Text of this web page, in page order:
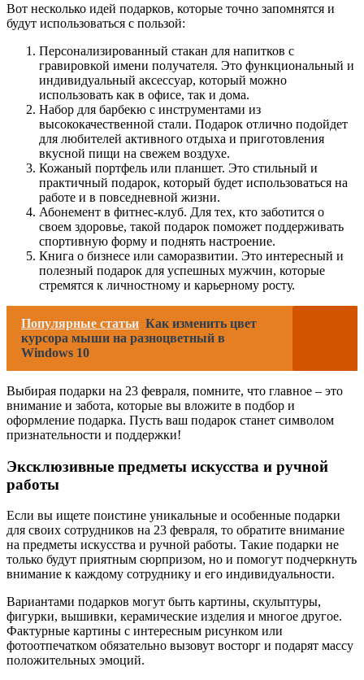
Вот несколько идей подарков, которые точно запомнятся и
будут использоваться с пользой:
Персонализированный стакан для напитков с
гравировкой имени получателя. Это функциональный и
индивидуальный аксессуар, который можно
использовать как в офисе, так и дома.
Набор для барбекю с инструментами из
высококачественной стали. Подарок отлично подойдет
для любителей активного отдыха и приготовления
вкусной пищи на свежем воздухе.
Кожаный портфель или планшет. Это стильный и
практичный подарок, который будет использоваться на
работе и в повседневной жизни.
Абонемент в фитнес-клуб. Для тех, кто заботится о
своем здоровье, такой подарок поможет поддерживать
спортивную форму и поднять настроение.
Книга о бизнесе или саморазвитии. Это интересный и
полезный подарок для успешных мужчин, которые
стремятся к личностному и карьерному росту.
Популярные статьи Как изменить цвет
курсора мыши на разноцветный в
Windows 10
Выбирая подарки на 23 февраля, помните, что главное – это
внимание и забота, которые вы вложите в подбор и
оформление подарка. Пусть ваш подарок станет символом
признательности и поддержки!
Эксклюзивные предметы искусства и ручной
работы
Если вы ищете поистине уникальные и особенные подарки
для своих сотрудников на 23 февраля, то обратите внимание
на предметы искусства и ручной работы. Такие подарки не
только будут приятным сюрпризом, но и помогут подчеркнуть
внимание к каждому сотруднику и его индивидуальности.
Вариантами подарков могут быть картины, скульптуры,
фигурки, вышивки, керамические изделия и многое другое.
Фактурные картины с интересным рисунком или
фотоотпечатком обязательно вызовут восторг и подарят массу
положительных эмоций.